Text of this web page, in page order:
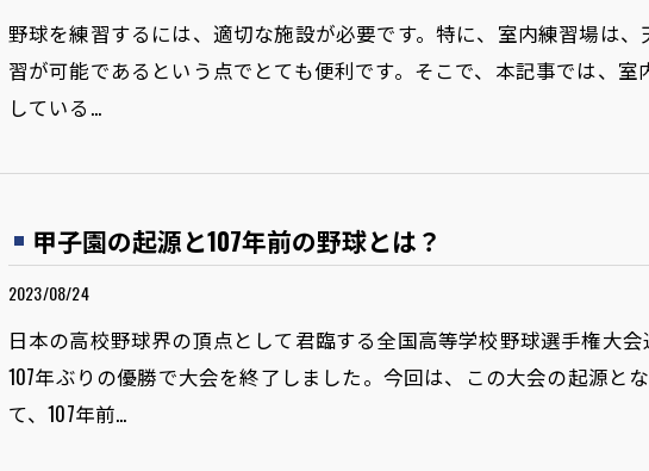
野球を練習するには、適切な施設が必要です。特に、室内練習場は
習が可能であるという点でとても便利です。そこで、本記事では、
している…
甲子園の起源と107年前の野球とは？
2023/08/24
日本の高校野球界の頂点として君臨する全国高等学校野球選手権大
107年ぶりの優勝で大会を終了しました。今回は、この大会の起源と
て、107年前…